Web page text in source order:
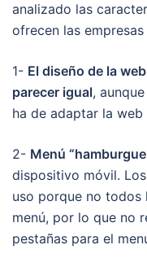
analizado las
ofrecen las empresas
1- El diseño de la web
parecer igual,
ha de adaptar la
2- Menú
dispositivo móvil.
uso porque no todos
menú, por lo que no
pestañas para el